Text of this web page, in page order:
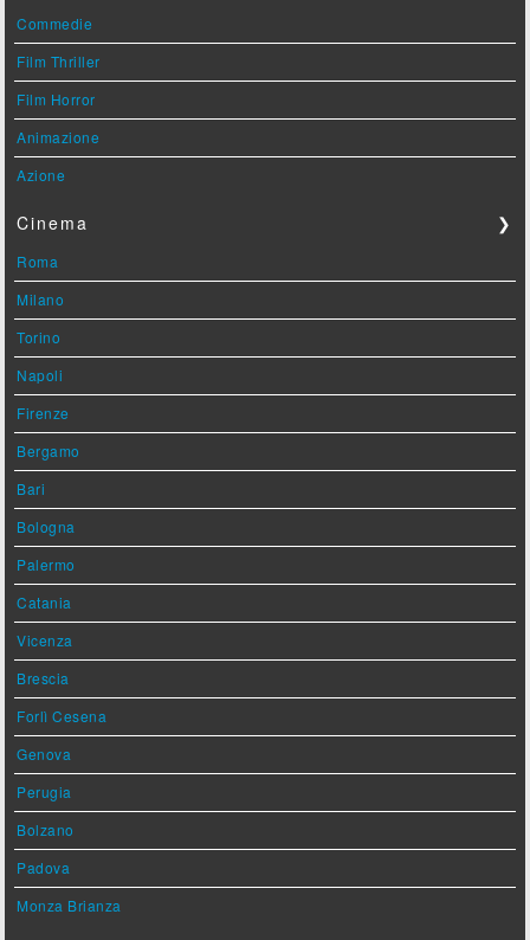
Commedie
Film Thriller
Film Horror
Animazione
Azione
Cinema ❯
Roma
Milano
Torino
Napoli
Firenze
Bergamo
Bari
Bologna
Palermo
Catania
Vicenza
Brescia
Forlì Cesena
Genova
Perugia
Bolzano
Padova
Monza Brianza